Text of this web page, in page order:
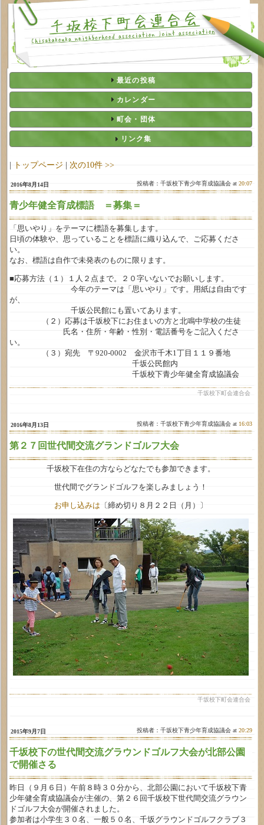
最近の投稿
カレンダー
町会・団体
リンク集
| トップページ | 次の10件 >>
2016年8月14日 投稿者：千坂校下青少年育成協議会 at20:07
青少年健全育成標語 ＝募集＝
「思いやり」をテーマに標語を募集します。
日頃の体験や、思っていることを標語に織り込んで、ご応募くださ
い。
なお、標語は自作で未発表のものに限ります。
■応募方法（１）１人２点まで。２０字いないでお願いします。
今年のテーマは「思いやり」です。用紙は自由です
が、
千坂公民館にも置いてあります。
（２）応募は千坂校下にお住まいの方と北鳴中学校の生徒
氏名・住所・年齢・性別・電話番号をご記入くださ
い。
（３）宛先 〒920-0002 金沢市千木1丁目１１９番地
千坂公民館内
千坂校下青少年健全育成協議会
千坂校下町会連合会
2016年8月13日 投稿者：千坂校下青少年育成協議会 at 16:03
第２７回世代間交流グランドゴルフ大会
千坂校下在住の方ならどなたでも参加できます。
世代間でグランドゴルフを楽しみましょう！
お申し込みは 〔締め切り８月２２日（月）〕
千坂校下町会連合会
2015年9月7日 投稿者：千坂校下青少年育成協議会 at20:29
千坂校下の世代間交流グラウンドゴルフ大会が北部公園
で開催さる
昨日（９月６日）午前８時３０分から、北部公園において千坂校下青
少年健全育成協議会が主催の、第２６回千坂校下世代間交流グラウン
ドゴルフ大会が開催されました。
参加者は小学生３０名、一般５０名、千坂グラウンドゴルフクラブ３